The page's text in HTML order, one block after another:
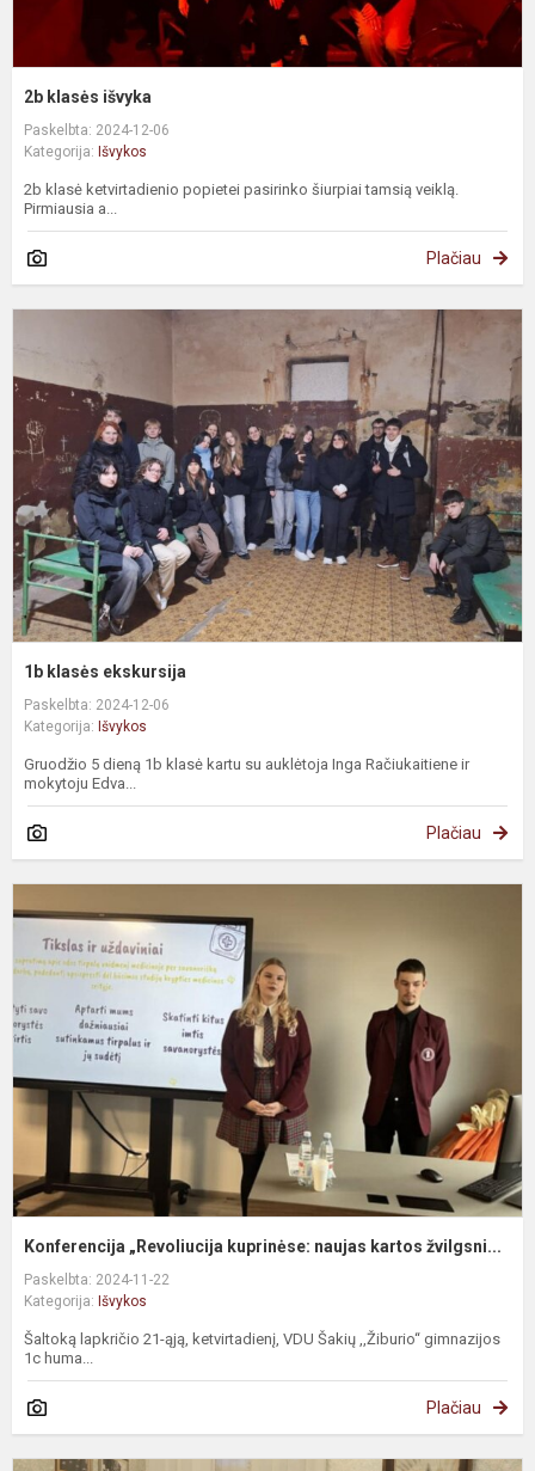
2b klasės išvyka
Paskelbta: 2024-12-06
Kategorija: Išvykos
2b klasė ketvirtadienio popietei pasirinko šiurpiai tamsią veiklą.
Pirmiausia a...
Plačiau
1b klasės ekskursija
Paskelbta: 2024-12-06
Kategorija: Išvykos
Gruodžio 5 dieną 1b klasė kartu su auklėtoja Inga Račiukaitiene ir
mokytoju Edva...
Plačiau
Konferencija „Revoliucija kuprinėse: naujas kartos žvilgsni...
Paskelbta: 2024-11-22
Kategorija: Išvykos
Šaltoką lapkričio 21-ąją, ketvirtadienį, VDU Šakių ,,Žiburio“ gimnazijos
1c huma...
Plačiau